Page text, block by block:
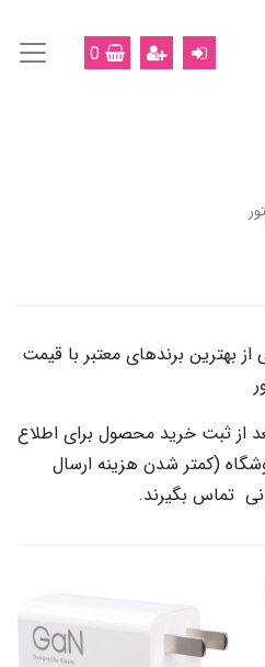
0
از بهترین برندهای معتبر با قیمت
از ثبت خرید محصول برای اطلاع
(کمتر شدن هزینه ارسال
تماس بگیرند.